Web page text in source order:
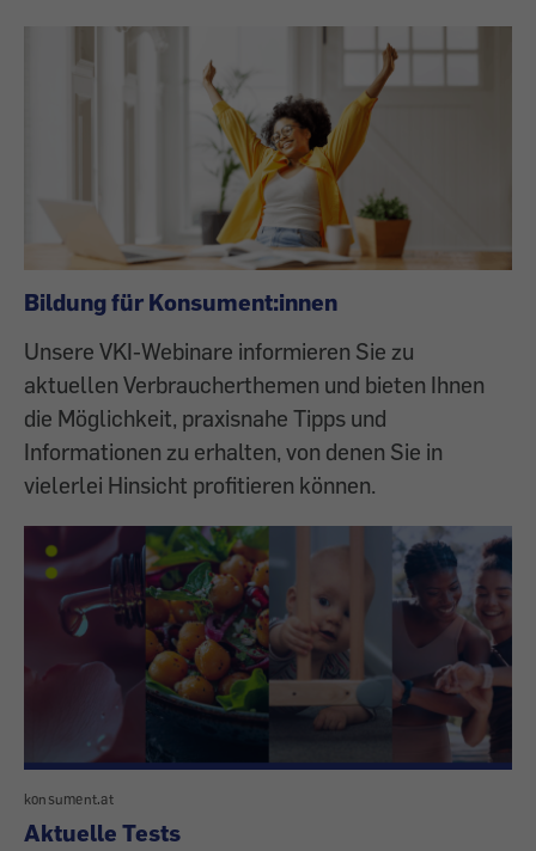
Bildung für Konsument:innen
Unsere VKI-Webinare informieren Sie zu
aktuellen Verbraucherthemen und bieten Ihnen
die Möglichkeit, praxisnahe Tipps und
Informationen zu erhalten, von denen Sie in
vielerlei Hinsicht profitieren können.
konsument.at
Aktuelle Tests